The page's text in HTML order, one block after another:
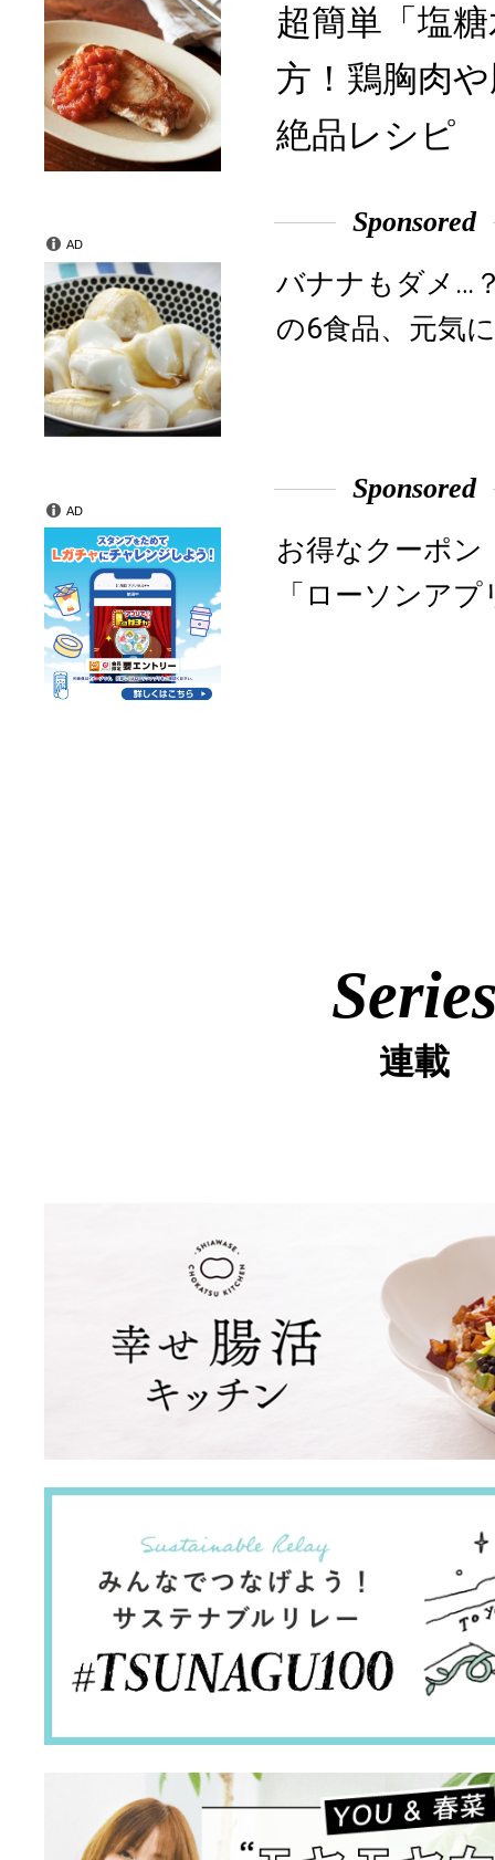
超簡単「塩
方！鶏胸肉
絶品レシピ
Sponsored
バナナもダメ…
の6食品、元気
AD
Sponsored
お得なクーポン
「ローソンア
AD
連載